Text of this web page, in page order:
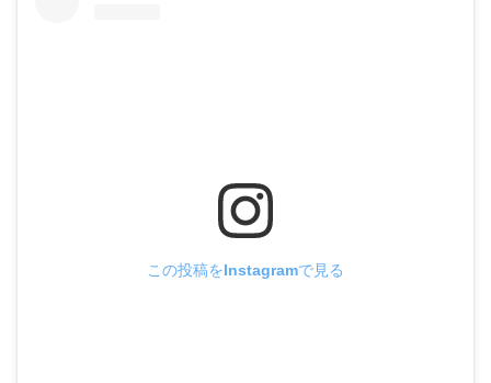
この投稿をInstagramで見る